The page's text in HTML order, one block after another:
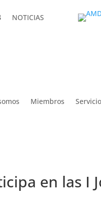
NOTICIAS
Miembros
en las I